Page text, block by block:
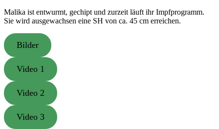
Malika ist entwurmt, gechipt und zurzeit läuft ihr Impfprogramm.
Sie wird ausgewachsen eine SH von ca. 45 cm erreichen.
Bilder
Video 1
Video 2
Video 3